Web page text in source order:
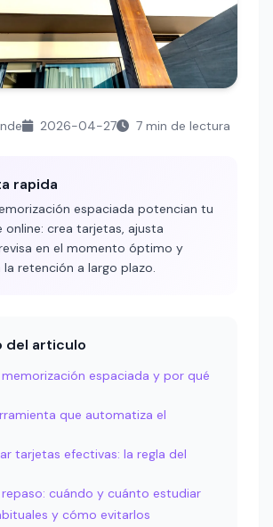
2026-04-27 7 min de lectura
rapida
espaciada potencian tu
online: crea tarjetas, ajusta
en el momento óptimo y
retención a largo plazo.
del articulo
memorización espaciada y por qué
que automatiza el
tarjetas efectivas: la regla del
repaso: cuándo y cuánto estudiar
y cómo evitarlos